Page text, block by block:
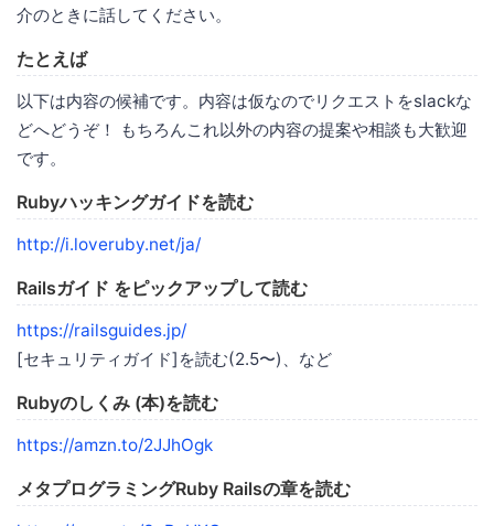
介のときに話してください。
たとえば
以下は内容の候補です。内容は仮なのでリクエストをslackな
どへどうぞ！ もちろんこれ以外の内容の提案や相談も大歓迎
です。
Rubyハッキングガイドを読む
http://i.loveruby.net/ja/
Railsガイド をピックアップして読む
https://railsguides.jp/
[セキュリティガイド]を読む(2.5〜)、など
Rubyのしくみ (本)を読む
https://amzn.to/2JJhOgk
メタプログラミングRuby Railsの章を読む